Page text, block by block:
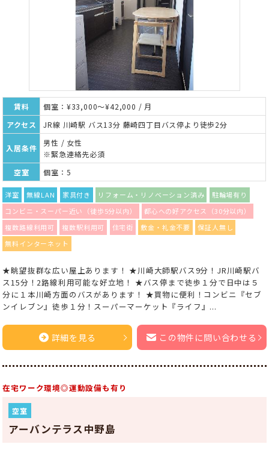
賃料
個室：¥33,000～¥42,000 / 月
アクセス
JR線 川崎駅 バス13分 藤崎四丁目バス停より徒歩2分
入居条件
男性 / 女性
※緊急連絡先必須
空室
個室：5
洋室 無線LAN 家具付き リフォーム・リノベーション済み
駐輪場有り
コンビニ・スーパー近い（徒歩5分以内）
都心への好アクセス（30分以内）
複数路線利用可
複数駅利用可 住宅街 敷金・礼金不要
保証人無し
無料インターネット
★眺望抜群な広い屋上あります！ ★川崎大師駅バス9分！JR川崎駅バ
ス15分！2路線利用可能な好立地！ ★バス停まで徒歩１分で日中は５
分に１本川崎方面のバスがあります！ ★買物に便利！コンビニ『セブ
ンイレブン』徒歩１分！スーパーマーケット『ライフ』...
詳細を見る この物件に問い合わせる
在宅ワーク環境◎運動設備も有り
空室
アーバンテラス中野島